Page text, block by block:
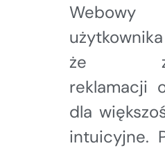
Webowy
że
reklamacji
dla
intuicyjne.